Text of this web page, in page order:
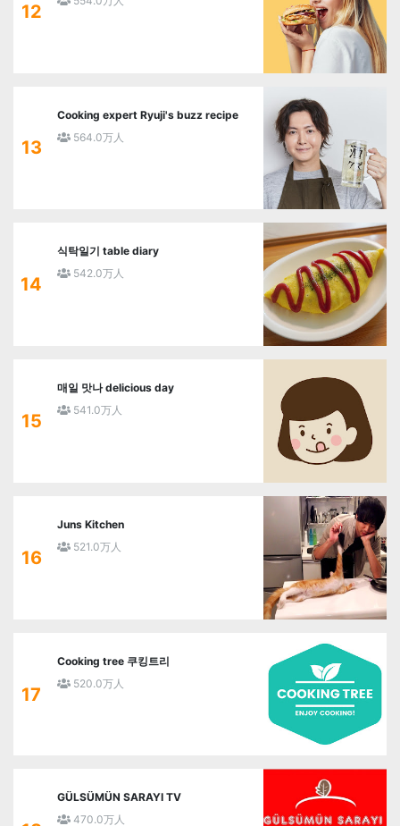
12
13
Cooking expert Ryuji's buzz recipe
564.0万人
14
식탁일기 table diary
542.0万人
15
매일 맛나 delicious day
541.0万人
16
Juns Kitchen
521.0万人
17
Cooking tree 쿠킹트리
520.0万人
GÜLSÜMÜN SARAYI TV
470.0万人